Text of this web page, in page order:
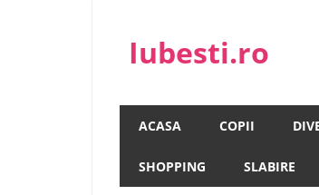
Iubesti.ro
ACASA COPII
SHOPPING SLABIRE